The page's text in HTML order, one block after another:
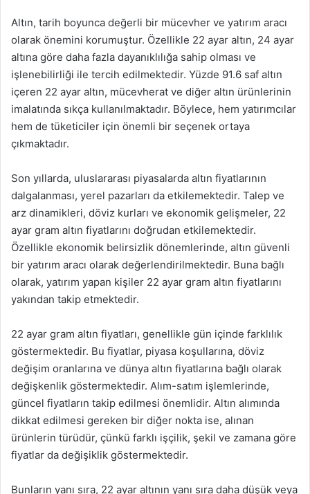
Altın, tarih boyunca değerli bir mücevher ve yatırım aracı
olarak önemini korumuştur. Özellikle 22 ayar altın, 24 ayar
altına göre daha fazla dayanıklılığa sahip olması ve
işlenebilirliği ile tercih edilmektedir. Yüzde 91.6 saf altın
içeren 22 ayar altın, mücevherat ve diğer altın ürünlerinin
imalatında sıkça kullanılmaktadır. Böylece, hem yatırımcılar
hem de tüketiciler için önemli bir seçenek ortaya
çıkmaktadır.
Son yıllarda, uluslararası piyasalarda altın fiyatlarının
dalgalanması, yerel pazarları da etkilemektedir. Talep ve
arz dinamikleri, döviz kurları ve ekonomik gelişmeler, 22
ayar gram altın fiyatlarını doğrudan etkilemektedir.
Özellikle ekonomik belirsizlik dönemlerinde, altın güvenli
bir yatırım aracı olarak değerlendirilmektedir. Buna bağlı
olarak, yatırım yapan kişiler 22 ayar gram altın fiyatlarını
yakından takip etmektedir.
22 ayar gram altın fiyatları, genellikle gün içinde farklılık
göstermektedir. Bu fiyatlar, piyasa koşullarına, döviz
değişim oranlarına ve dünya altın fiyatlarına bağlı olarak
değişkenlik göstermektedir. Alım-satım işlemlerinde,
güncel fiyatların takip edilmesi önemlidir. Altın alımında
dikkat edilmesi gereken bir diğer nokta ise, alınan
ürünlerin türüdür, çünkü farklı işçilik, şekil ve zamana göre
fiyatlar da değişiklik göstermektedir.
Bunların yanı sıra, 22 ayar altının yanı sıra daha düşük veya